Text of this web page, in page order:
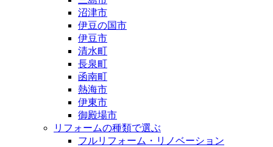
沼津市
伊豆の国市
伊豆市
清水町
長泉町
函南町
熱海市
伊東市
御殿場市
リフォームの種類で選ぶ
フルリフォーム・リノベーション